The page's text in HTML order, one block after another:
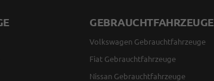
GEBRAUCHTFAHRZEUGE
Volkswagen Gebrauchtfahrzeuge
Fiat Gebrauchtfahrzeuge
Nissan Gebrauchtfahrzeuge